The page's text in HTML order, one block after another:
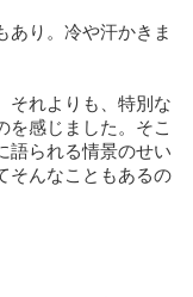
り。冷や汗かきま
それよりも、特別な
感じました。そこ
語られる情景のせい
そんなこともあるの